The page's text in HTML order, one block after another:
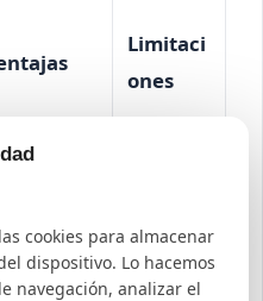
Limitaci
ones
de usar
volumen
exacto
cookies para almacenar
dispositivo. Lo hacemos
navegación, analizar el